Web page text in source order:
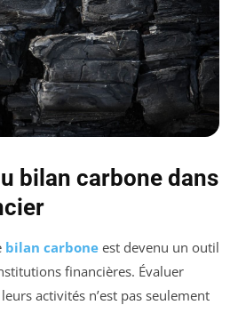
bilan carbone dans
bilan carbone est devenu un outil
financières. Évaluer
activités n’est pas seulement